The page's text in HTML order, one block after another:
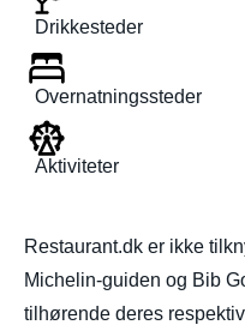
Drikkesteder
Overnatningssteder
Aktiviteter
Restaurant.dk er ikke
Michelin-guiden og Bib
tilhørende deres